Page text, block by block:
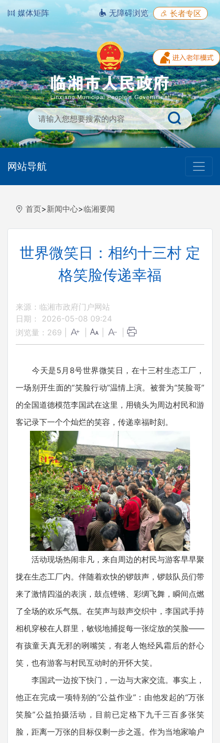
媒体矩阵 无障碍浏览 长者专区
网站导航
首页>新闻中心>临湘要闻
世界微笑日：相约十三村 定
格笑脸传递幸福
来源：临湘市政府门户网站
日期： 2026-05-08 09:24
浏览量： 269
今天是5月8号世界微笑日，在十三村生态工厂，
一场别开生面的“笑脸行动”温情上演。被誉为“笑脸哥”
的全国道德模范李国武在这里，用镜头为周边村民和游
客记录下一个个灿烂的笑容，传递幸福时刻。
活动现场热闹非凡，来自周边的村民与游客早早聚
拢在生态工厂内。伴随着欢快的锣鼓声，锣鼓队员们带
来了激情四溢的表演，鼓点铿锵、彩绸飞舞，瞬间点燃
了全场的欢乐气氛。在笑声与鼓声交织中，李国武手持
相机穿梭在人群里，敏锐地捕捉每一张绽放的笑脸——
有孩童天真无邪的咧嘴笑，有老人饱经风霜后的舒心
笑，也有游客与村民互动时的开怀大笑。
李国武一边按下快门，一边与大家交流。事实上，
他正在完成一项特别的“公益作业”：由他发起的“万张
笑脸”公益拍摄活动，目前已定格下九千三百多张笑
脸，距离一万张的目标仅剩一步之遥。作为当地家喻户